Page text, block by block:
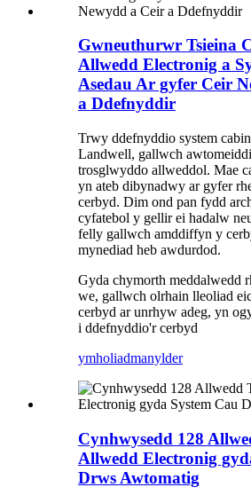
Gwneuthurwr Tsieina
Allwedd Electronig a
Asedau Ar gyfer Ceir
a Ddefnyddir
Trwy ddefnyddio system
Landwell, gallwch
trosglwyddo allweddol. Mae
yn ateb dibynadwy ar gyfer
cerbyd. Dim ond pan fydd
cyfatebol y gellir ei hadalw
felly gallwch amddiffyn y
mynediad heb awdurdod.
Gyda chymorth meddalwedd
we, gallwch olrhain lleoliad
cerbyd ar unrhyw adeg, yn
i ddefnyddio'r cerbyd
ymholiadmanylder
Cynhwysedd 128
Allwedd Electronig
Drws Awtomatig